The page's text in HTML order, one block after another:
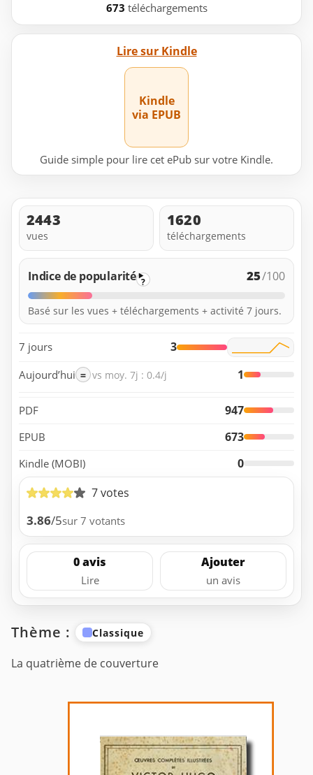
673 téléchargements
Lire sur Kindle
Kindle
via EPUB
Guide simple pour lire cet ePub sur votre Kindle.
2443
vues
1620
téléchargements
Indice de popularité ? 25/100
Basé sur les vues + téléchargements + activité 7 jours.
7 jours 3
Aujourd’hui = vs moy. 7j : 0.4/j 1
PDF 947
EPUB 673
Kindle (MOBI)
0
7 votes
3.86/5sur 7 votants
0 avis
Lire
Ajouter
un avis
Thème : Classique
La quatrième de couverture